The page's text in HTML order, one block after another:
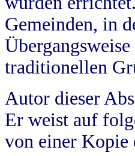
Gemeinden, in
traditionellen
Autor dieser
Er weist auf
von einer Kopie